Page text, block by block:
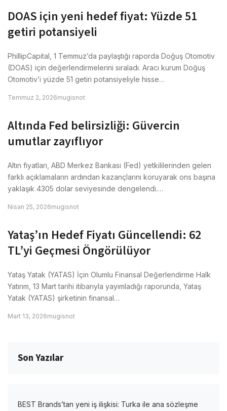
DOAS için yeni hedef fiyat: Yüzde 51
getiri potansiyeli
PhillipCapital, 1 Temmuz’da paylaştığı raporda Doğuş Otomotiv
(DOAS) için değerlendirmelerini sıraladı. Aracı kurum Doğuş
Otomotiv’i yüzde 51 getiri potansiyeliyle hisse…
Temmuz 2, 2026mugisnot
Altında Fed belirsizliği: Güvercin
umutlar zayıflıyor
Altın fiyatları, ABD Merkez Bankası (Fed) yetkililerinden gelen
farklı açıklamaların ardından kazançlarını koruyarak ons başına
yaklaşık 4305 dolar seviyesinde dengelendi.…
Nisan 25, 2026mugisnot
Yataş’ın Hedef Fiyatı Güncellendi: 62
TL’yi Geçmesi Öngörülüyor
Yataş Yatak (YATAS) İçin Olumlu Finansal Değerlendirme Halk
Yatırım, 13 Mart tarihi itibarıyla yayımladığı raporunda, Yataş
Yatak (YATAS) şirketinin finansal…
Mart 13, 2026mugisnot
Son Yazılar
BEST Brands’tan yeni iş ilişkisi: Turka ile ana sözleşme